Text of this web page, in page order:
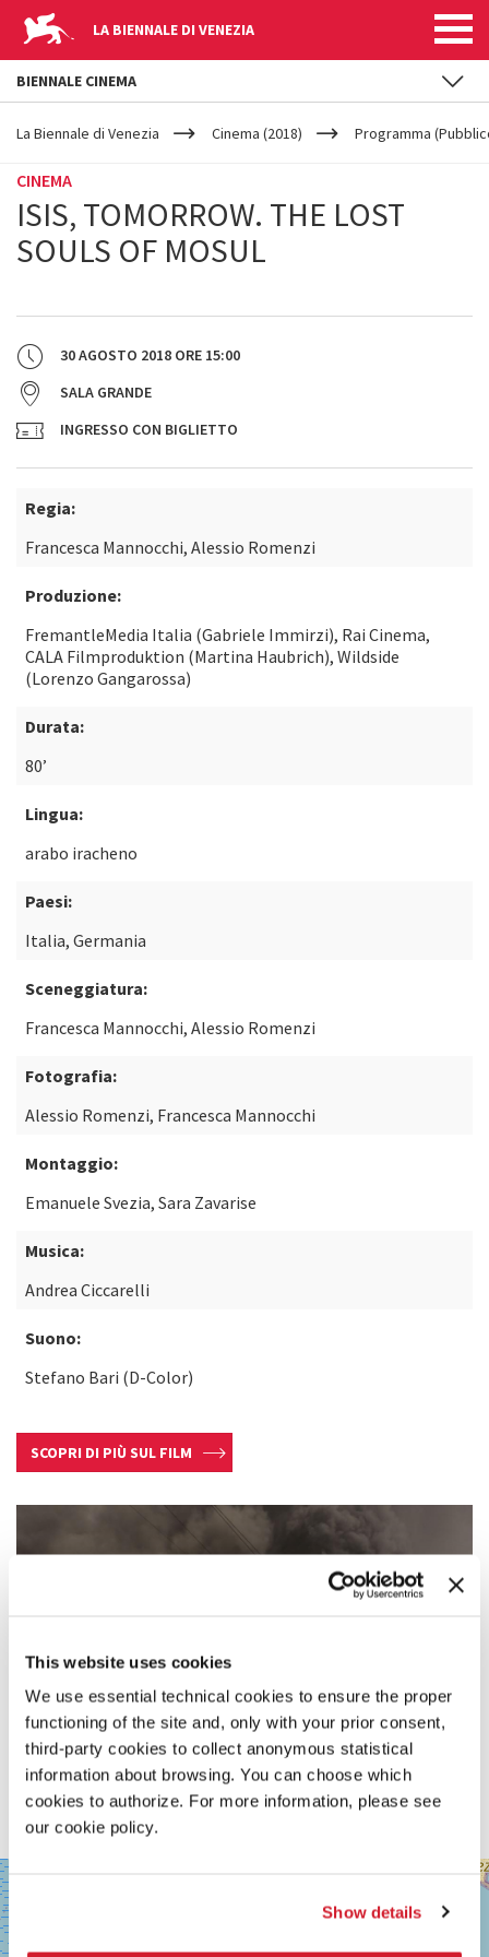
This website uses cookies
We use essential technical cookies to ensure the proper
functioning of the site and, only with your prior consent,
third-party cookies to collect anonymous statistical
information about browsing. You can choose which
cookies to authorize. For more information, please see
our cookie policy.
Show details
LA BIENNALE DI VENEZIA
YOUR
ARE
La Biennale di Venezia Cinema (2018) Programma
CINEMA
ISIS, TOMORROW. THE LOST
SOULS OF MOSUL
30 AGOSTO 2018 ORE 15:00
SALA GRANDE
INGRESSO CON BIGLIETTO
Regia:
Francesca Mannocchi, Alessio Romenzi
Produzione:
FremantleMedia Italia (Gabriele Immirzi), Rai Cinema,
CALA Filmproduktion (Martina Haubrich), Wildside
(Lorenzo Gangarossa)
Durata:
80’
Lingua:
arabo iracheno
Paesi:
Italia, Germania
Sceneggiatura:
Francesca Mannocchi, Alessio Romenzi
Fotografia:
Alessio Romenzi, Francesca Mannocchi
Montaggio:
Emanuele Svezia, Sara Zavarise
Musica:
Andrea Ciccarelli
Suono:
Stefano Bari (D-Color)
SCOPRI DI PIÙ SUL FILM
SALA
GRANDE
LUNGOMARE
MARCONI
BIENNALE CINEMA